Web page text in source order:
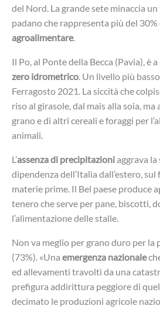
del Nord. La grande sete minaccia
padano che rappresenta più del 30%
agroalimentare.
Il Po, al Ponte della Becca (Pavia), è a
zero idrometrico. Un livello più
Ferragosto 2021. La siccità che
riso al girasole, dal mais alla soia,
grano e di altri cereali e foraggi per
animali.
L’assenza di precipitazioniaggrava
dipendenza dell’Italia dall’estero,
materie prime. Il Bel paese produce
tenero che serve per pane, biscotti,
l’alimentazione delle stalle.
Non va meglio per grano duro per la
(73%). «Una emergenza nazionale
ed allevamenti travolti da una
prefigura addirittura peggiore di
decimato le produzioni agricole